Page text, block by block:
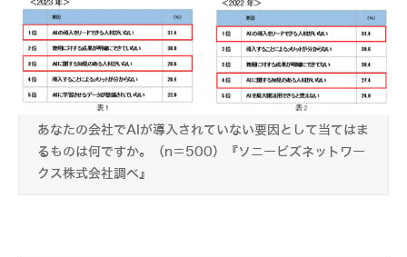
あなたの会社でAIが導入されていない要因として当てはま
るものは何ですか。（n＝500）『ソニービズネットワー
クス株式会社調べ』